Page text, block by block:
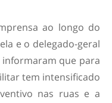
ao longo do
e o delegado-geral
informaram que para
tem intensificado
nas ruas e a